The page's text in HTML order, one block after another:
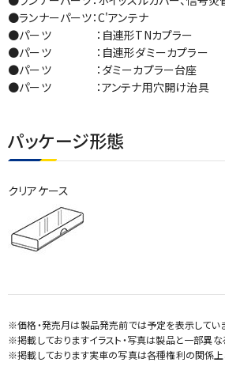
●ランナーパーツ：C'アンテナ
●パーツ ：自連形TNカプラー
●パーツ ：自連形ダミーカプラー
●パーツ ：ダミーカプラー台座
●パーツ ：アンテナ用穴開け治具
パッケージ形態
クリアケース
※価格・発売月は製品発売前では予定を表示していま
※掲載しておりますイラスト・写真は製品と一部異な
※掲載しております実車の写真は各種権利の関係上